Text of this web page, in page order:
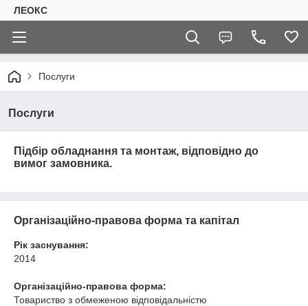
ЛЕОКС
Послуги
Послуги
Підбір обладнання та монтаж, відповідно до
вимог замовника.
Організаційно-правова форма та капітал
Рік заснування:
2014
Організаційно-правова форма:
Товариство з обмеженою відповідальністю